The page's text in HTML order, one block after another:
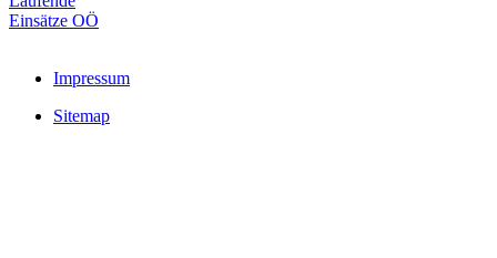
Einsätze OÖ
Impressum
Sitemap